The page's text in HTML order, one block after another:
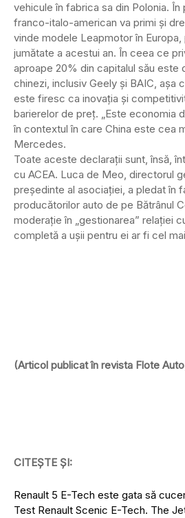
vehicule în fabrica sa din Polonia.
franco-italo-american va primi și
vinde modele Leapmotor în Europa,
jumătate a acestui an. În ceea ce
aproape 20% din capitalul său este
chinezi, inclusiv Geely și BAIC, așa
este firesc ca inovația și
barierelor de preț. „Este economia
în contextul în care China este cea
Mercedes.
Toate aceste declarații sunt, însă,
cu ACEA. Luca de Meo, directorul
președinte al asociației, a pledat în
producătorilor auto de pe Bătrânul
moderație în „gestionarea” relației
completă a ușii pentru ei ar fi cel
(Articol publicat în revista Flote
CITEȘTE ȘI:
Renault 5 E-Tech este gata să
Test Renault Scenic E-Tech. The